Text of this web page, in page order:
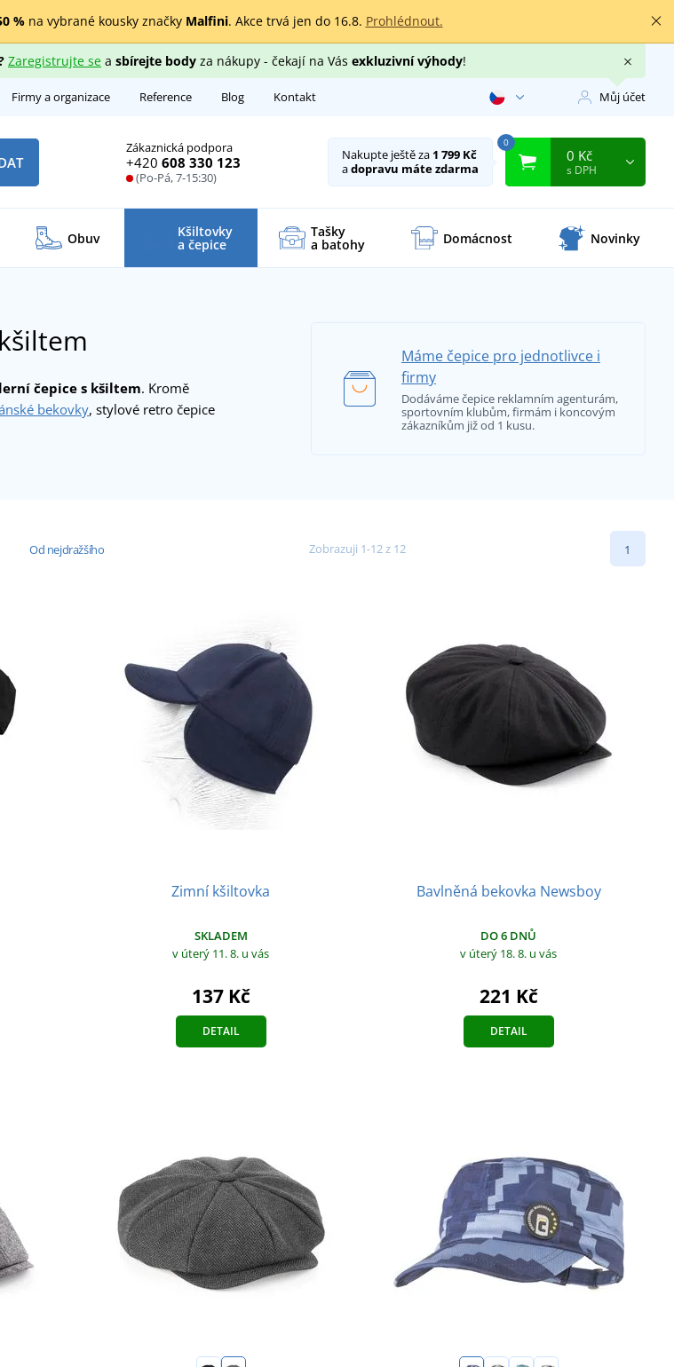
%na vybrané kousky značky Malfini. Akce trvá jen do 16.8. Prohlédnout.
Zaregistrujte sea sbírejte bodyza nákupy - čekají na Vás exkluzivní výhody!
Firmy a organizace Reference Blog Kontakt Můj účet
Zákaznická podpora
+420 608 330 123
(Po-Pá, 7-15:30)
Nakupte ještě za 1 799 Kč
adopravu máte zdarma
0
0 Kč
s DPH
Obuv Kšiltovky
a čepice
Tašky
a batohy Domácnost Novinky
čepice s kšiltem. Kromě
bekovky, stylové retro čepice
Máme čepice pro jednotlivce i
firmy
Dodáváme čepice reklamním agenturám,
sportovním klubům, firmám i koncovým
zákazníkům již od 1 kusu.
Od nejdražšího Zobrazuji 1-12 z 12 1
Zimní kšiltovka
SKLADEM
v úterý 11. 8. u vás
137 Kč
DETAIL
Bavlněná bekovka Newsboy
DO 6 DNŮ
v úterý 18. 8. u vás
221 Kč
DETAIL